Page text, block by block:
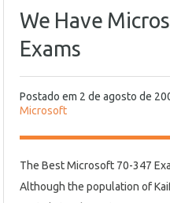
We Have
Exams
Postado em 2 de agosto de
Microsoft
The Best Microsoft 70-347
Although the population of